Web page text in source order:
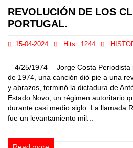
REVOLUCIÓN DE LOS
PORTUGAL.
15-04-2024 Hits: 1244
—4/25/1974— Jorge Costa
de 1974, una canción dió pie a una
y abrazos, terminó la dictadura de
Estado Novo, un régimen autoritario
durante casi medio siglo. La llamada
fue un levantamiento mil...